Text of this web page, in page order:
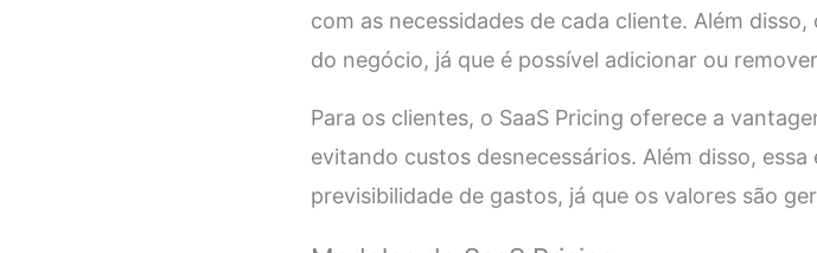
com as necessidades de cada cliente. Além
do negócio, já que é possível adicionar ou
Para os clientes, o SaaS Pricing oferece a
evitando custos desnecessários. Além disso,
previsibilidade de gastos, já que os valores são